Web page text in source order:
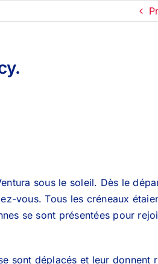
sous le soleil. Dès le
vous. Tous les créneaux
se sont présentées pour
sont déplacés et leur donnent